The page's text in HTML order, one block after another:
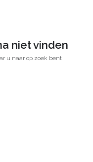
niet vinden
u naar op zoek bent